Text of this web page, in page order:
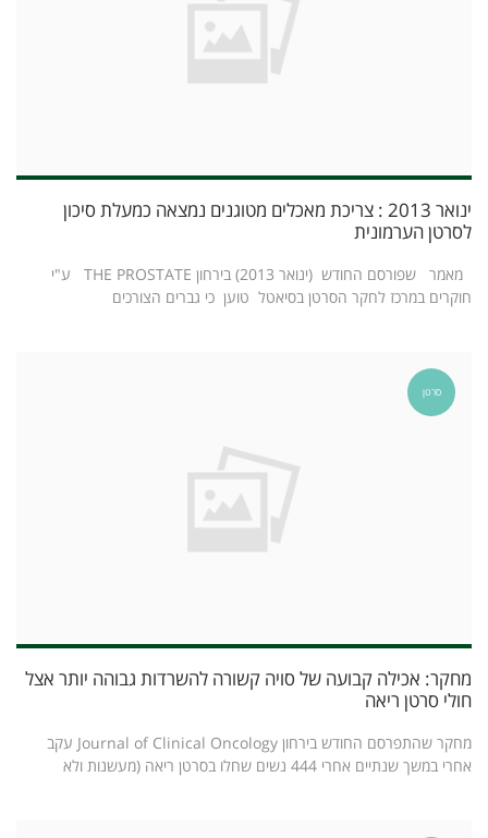
ינואר 2013 : צריכת מאכלים מטוגנים נמצאה כמעלת סיכון
לסרטן הערמונית
מאמר שפורסם החודש (ינואר 2013) בירחון THE PROSTATE ע"י
חוקרים במרכז לחקר הסרטן בסיאטל טוען כי גברים הצורכים
סרטן
מחקר: אכילה קבועה של סויה קשורה להשרדות גבוהה יותר אצל
חולי סרטן ריאה
מחקר שהתפרסם החודש בירחון Journal of Clinical Oncology עקב
אחרי במשך שנתיים אחרי 444 נשים שחלו בסרטן ריאה (מעשנות ולא